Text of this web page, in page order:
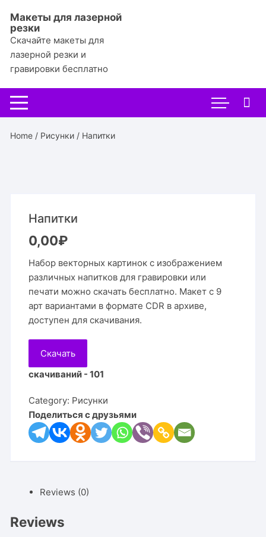
содержимому
Макеты для лазерной
резки
Скачайте макеты для
лазерной резки и
гравировки бесплатно
Home / Рисунки / Напитки
Напитки
0,00₽
Набор векторных картинок с изображением
различных напитков для гравировки или
печати можно скачать бесплатно. Макет с 9
арт вариантами в формате CDR в архиве,
доступен для скачивания.
Скачать
скачиваний - 101
Category: Рисунки
Поделиться с друзьями
Reviews (0)
Reviews